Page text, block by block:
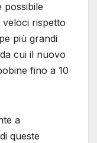
possibile
rispetto
più grandi
cui il nuovo
fino a 10
a
queste